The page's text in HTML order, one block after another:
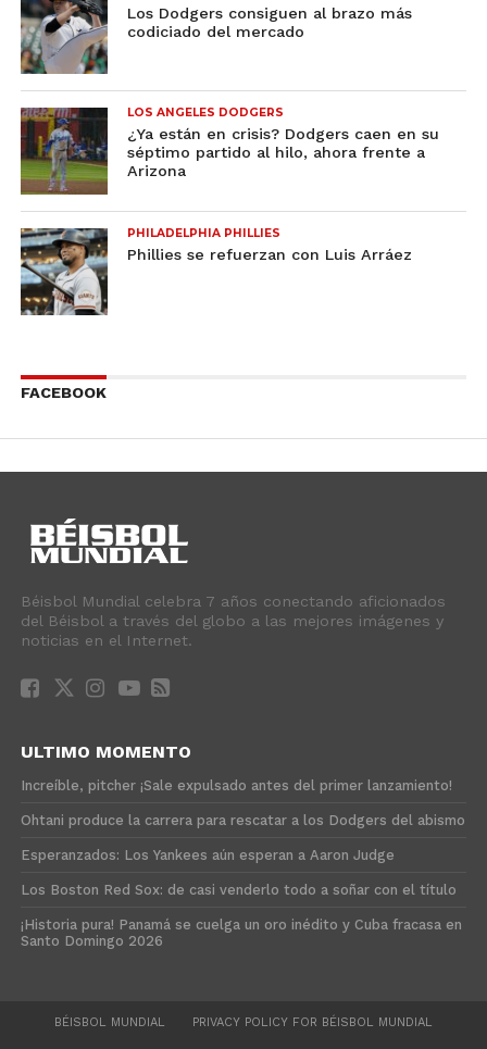
Los Dodgers consiguen al brazo más
codiciado del mercado
LOS ANGELES DODGERS
¿Ya están en crisis? Dodgers caen en su
séptimo partido al hilo, ahora frente a
Arizona
PHILADELPHIA PHILLIES
Phillies se refuerzan con Luis Arráez
FACEBOOK
Béisbol Mundial celebra 7 años conectando aficionados
del Béisbol a través del globo a las mejores imágenes y
noticias en el Internet.
ULTIMO MOMENTO
Increíble, pitcher ¡Sale expulsado antes del primer lanzamiento!
Ohtani produce la carrera para rescatar a los Dodgers del abismo
Esperanzados: Los Yankees aún esperan a Aaron Judge
Los Boston Red Sox: de casi venderlo todo a soñar con el título
¡Historia pura! Panamá se cuelga un oro inédito y Cuba fracasa en
Santo Domingo 2026
BÉISBOL MUNDIAL PRIVACY POLICY FOR BÉISBOL MUNDIAL